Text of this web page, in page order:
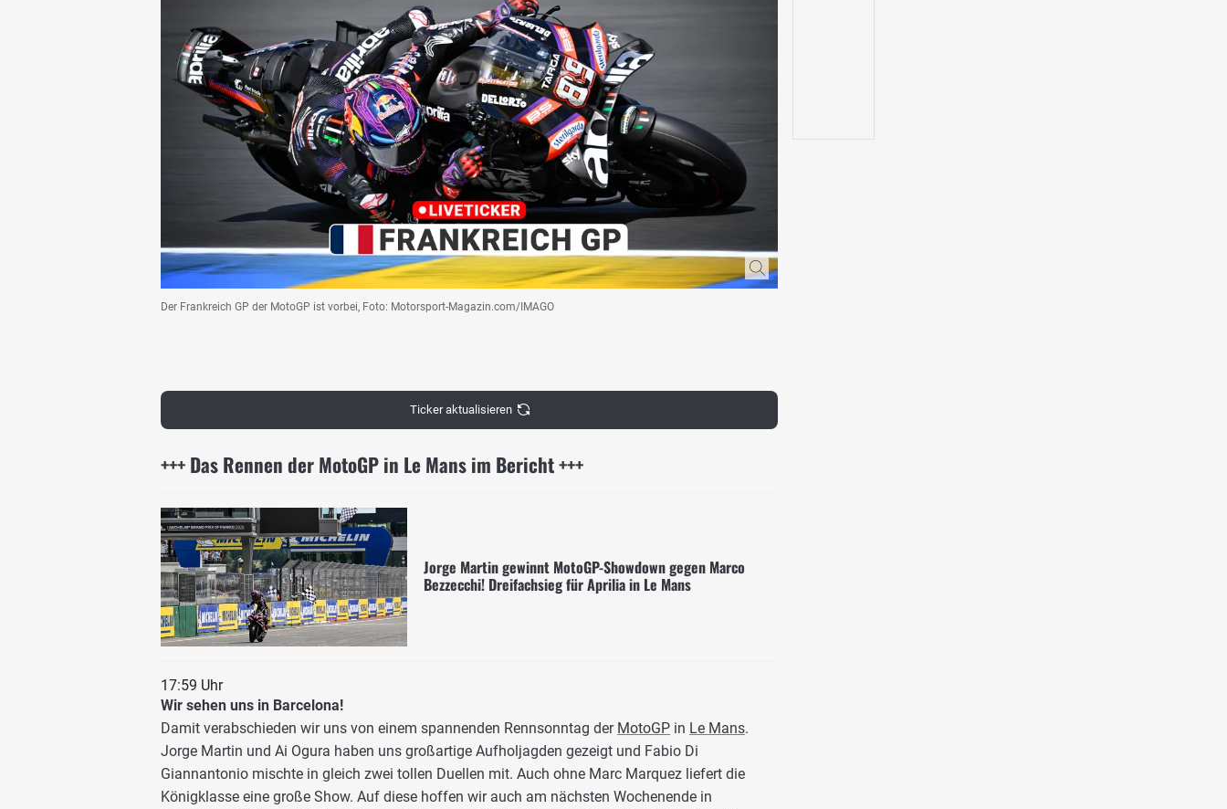
Der Frankreich GP der MotoGP ist vorbei, Foto: Motorsport-Magazin.com/IMAGO
Ticker aktualisieren
+++ Das Rennen der MotoGP in Le Mans im Bericht +++
Jorge Martin gewinnt MotoGP-Showdown gegen Marco
Bezzecchi! Dreifachsieg für Aprilia in Le Mans
17:59 Uhr
Wir sehen uns in Barcelona!
Damit verabschieden wir uns von einem spannenden Rennsonntag der MotoGP in Le Mans.
Jorge Martin und Ai Ogura haben uns großartige Aufholjagden gezeigt und Fabio Di
Giannantonio mischte in gleich zwei tollen Duellen mit. Auch ohne Marc Marquez liefert die
Königklasse eine große Show. Auf diese hoffen wir auch am nächsten Wochenende in